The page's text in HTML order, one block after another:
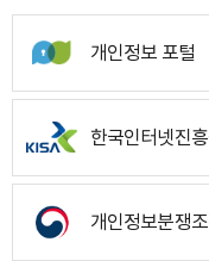
개인정보 포털
한국인터넷진
개인정보분쟁